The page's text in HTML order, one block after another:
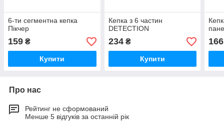
6-ти сегментна кепка
Пікчер
159 ₴
Купити
Кепка з 6 частин
DETECTION
234₴
Купити
166
Про нас
Рейтинг не сформований
Менше 5 відгуків за останній рік